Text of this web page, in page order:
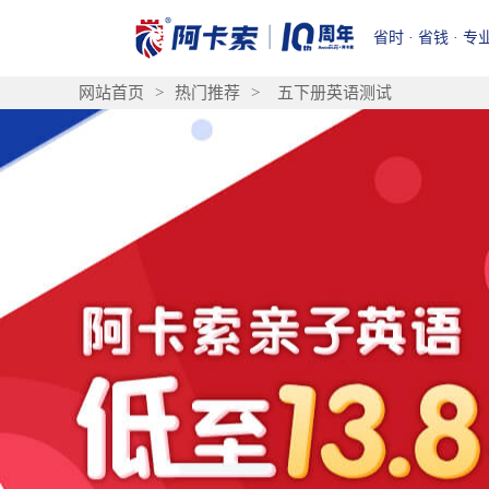
省时 · 省钱 · 专
网站首页 > 热门推荐 > 五下册英语测试